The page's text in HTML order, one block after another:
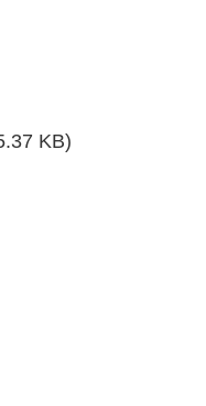
KB)